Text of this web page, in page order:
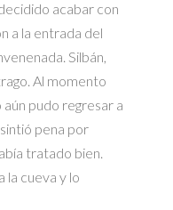
acabar con
a la entrada del
Silbán,
Al momento
pudo regresar a
pena por
tratado bien.
la cueva y lo